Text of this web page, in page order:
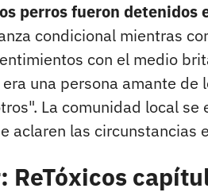
perros fueron detenidos
condicional mientras
con el medio
una persona amante de
La comunidad local
aclaren las
ReTóxicos